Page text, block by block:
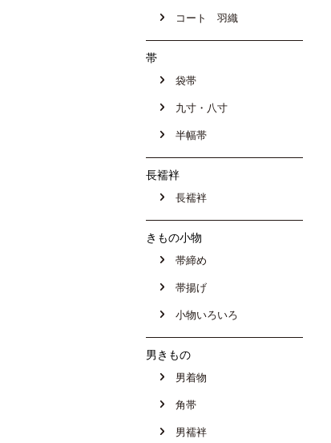
コート 羽織
帯
袋帯
九寸・八寸
半幅帯
長襦袢
長襦袢
きもの小物
帯締め
帯揚げ
小物いろいろ
男きもの
男着物
角帯
男襦袢